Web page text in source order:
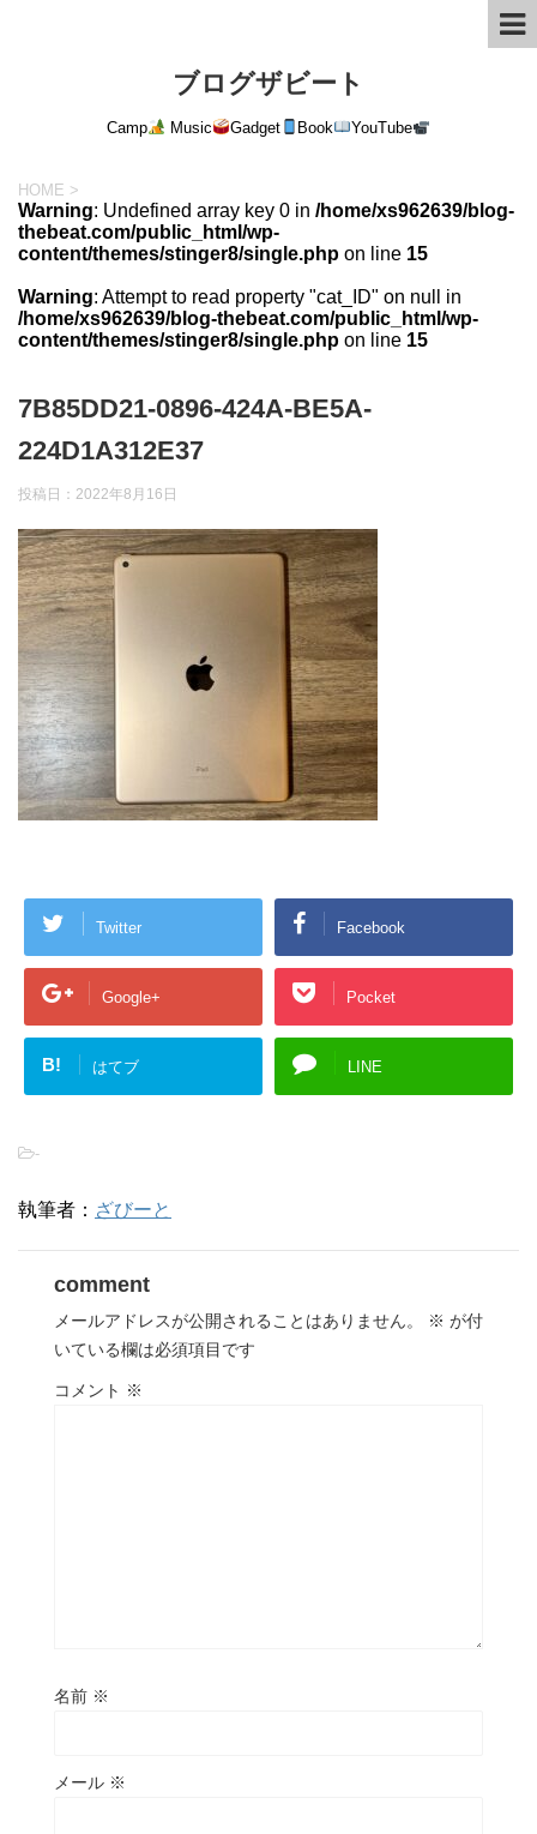
ブログザビート
Camp Music Gadget Book YouTube
HOME >
Warning: Undefined array key 0 in /home/xs962639/blog-
thebeat.com/public_html/wp-
content/themes/stinger8/single.php on line 15
Warning: Attempt to read property "cat_ID" on null in
/home/xs962639/blog-thebeat.com/public_html/wp-
content/themes/stinger8/single.php on line 15
7B85DD21-0896-424A-BE5A-
224D1A312E37
投稿日： 2022年8月16日
Twitter Facebook
Google+ Pocket
B! はてブ LINE
-
執筆者： ざびーと
comment
メールアドレスが公開されることはありません。 ※ が付
いている欄は必須項目です
コメント ※
名前 ※
メール ※